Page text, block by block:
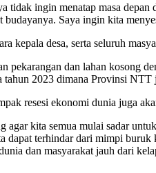
tidak ingin menatap masa
Saya ingin kita
kepala desa, serta seluruh
pekarangan dan lahan kosong
tahun 2023 dimana Provinsi NTT
resesi ekonomi dunia juga
agar kita semua mulai sadar
dapat terhindar dari mimpi
dan masyarakat jauh dari